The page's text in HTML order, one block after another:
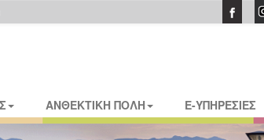
ΑΝΘΕΚΤΙΚΗ ΠΟΛΗ E-ΥΠΗΡΕΣΙΕΣ